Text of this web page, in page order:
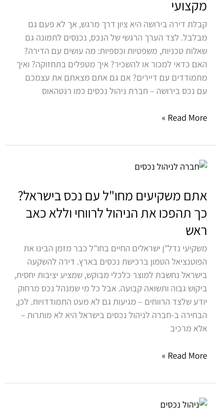
מקצועי
קבלת דירה בירושה היא ציון דרך מרגש, אך לא פעם גם
מבלבל. לצד הערך הרגשי של הנכס, נכנסים לתמונה גם
שאלות טכניות, משפטיות וכספיות: מה עושים עם הדירה?
האם כדאי למכור או להשכיר? איך מטפלים בתחזוקה? ואיך
מתמודדים עם דיירים? אם גם אתם מצאתם את עצמכם
עם נכס בירושה – חברת ניהול נכסים כמו רנטהאוס
את
הנכס
למקור
הכנסה
בעזרת
ניהול
נכסים
Read More »
אתם משקיעים מחו"ל עם נכס בישראל?
כך תהפכו את הניהול לרווחי וללא כאב
ראש
משקיעי נדל"ן ישראלים החיים בחו"ל כבר מזמן הבינו את
הפוטנציאל הטמון ברכישת נכסים בארץ. דירה להשקעה
בישראל נחשבת למוצר כלכלי מבוקש, שמציע יציבות יחסית,
ביקוש גבוה ותשואה קבועה. אבל כל מי שמנהל נכס מרחוק
יודע שלצד הרווחים – מגיעות גם לא מעט התמודדויות. לכן,
הבחירה ב-חברה לניהול נכסים בישראל היא לא מותרות –
אלא מרכיב
אתם
מחו"ל
נכס
בישראל?
כך
תהפכו
את
הניהול
לרווחי
וללא
כאב
Read More »
ניהול